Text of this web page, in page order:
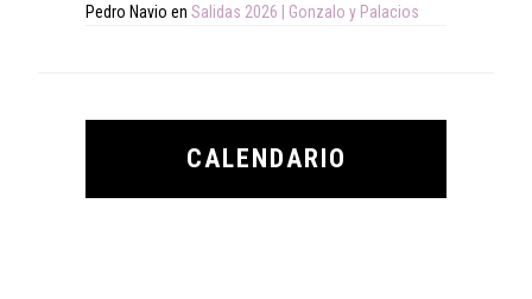
Pedro Navio en Salidas 2026 | Gonzalo y Palacios
CALENDARIO